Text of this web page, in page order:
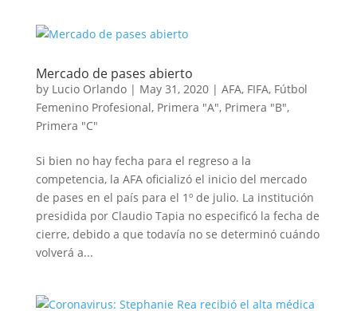
Mercado de pases abierto
by Lucio Orlando| May 31, 2020| AFA, FIFA, Fútbol
Femenino Profesional, Primera "A", Primera "B",
Primera "C"
Si bien no hay fecha para el regreso a la
competencia, la AFA oficializó el inicio del mercado
de pases en el país para el 1º de julio. La institución
presidida por Claudio Tapia no especificó la fecha de
cierre, debido a que todavía no se determinó cuándo
volverá a...